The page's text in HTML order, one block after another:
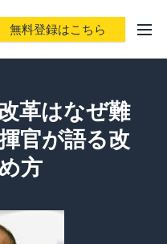
無料登録はこちら
革はなぜ難
官が語る改
方